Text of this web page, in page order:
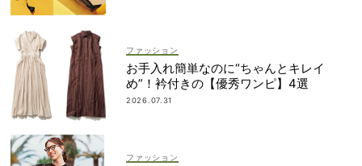
ファッション
お手入れ簡単なのに“ちゃんとキレイ
め”！衿付きの【優秀ワンピ】4選
2026.07.31
ファッション